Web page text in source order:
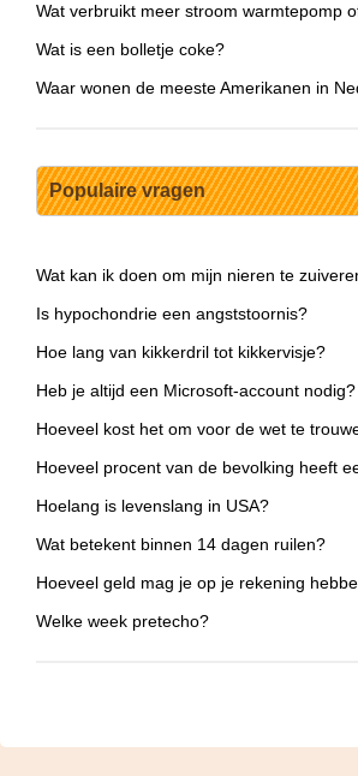
Wat verbruikt meer stroom warmtepomp
Wat is een bolletje coke?
Waar wonen de meeste Amerikanen in
Populaire vragen
Wat kan ik doen om mijn nieren te
Is hypochondrie een angststoornis?
Hoe lang van kikkerdril tot kikkervisje?
Heb je altijd een Microsoft-account nodig?
Hoeveel kost het om voor de wet te
Hoeveel procent van de bevolking heeft
Hoelang is levenslang in USA?
Wat betekent binnen 14 dagen ruilen?
Hoeveel geld mag je op je rekening
Welke week pretecho?